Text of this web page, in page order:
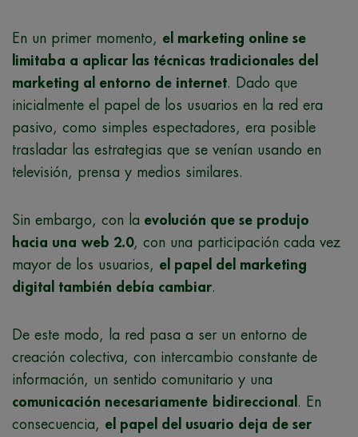
En un primer momento, el marketing online se
limitaba a aplicar las técnicas tradicionales del
marketing al entorno de internet. Dado que
inicialmente el papel de los usuarios en la red era
pasivo, como simples espectadores, era posible
trasladar las estrategias que se venían usando en
televisión, prensa y medios similares.
Sin embargo, con la evolución que se produjo
hacia una web 2.0, con una participación cada vez
mayor de los usuarios, el papel del marketing
digital también debía cambiar.
De este modo, la red pasa a ser un entorno de
creación colectiva, con intercambio constante de
información, un sentido comunitario y una
comunicación necesariamente bidireccional . En
consecuencia, el papel del usuario deja de ser